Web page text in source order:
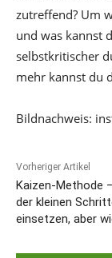
zutreffend? Um
und was kannst
selbstkritischer
mehr kannst du
Bildnachweis:
Vorheriger Artikel
Kaizen-Methode
der kleinen
einsetzen, aber